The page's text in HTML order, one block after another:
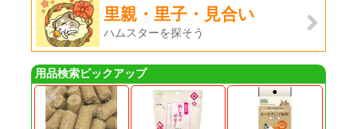
里親・里子・見合い
ハムスターを探そう
用品検索ピックアップ